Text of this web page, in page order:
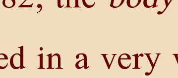
in a